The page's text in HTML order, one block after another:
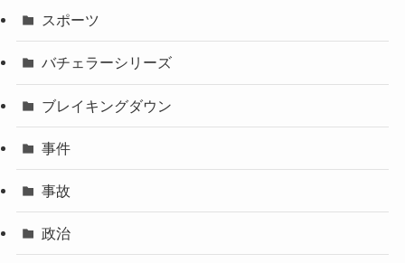
スポーツ
バチェラーシリーズ
ブレイキングダウン
事件
事故
政治